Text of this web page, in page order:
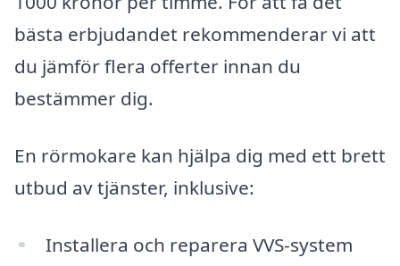
bästa erbjudandet rekommenderar vi att
du jämför flera offerter innan du
bestämmer dig.
En rörmokare kan hjälpa dig med ett brett
utbud av tjänster, inklusive:
Installera och reparera VVS-system